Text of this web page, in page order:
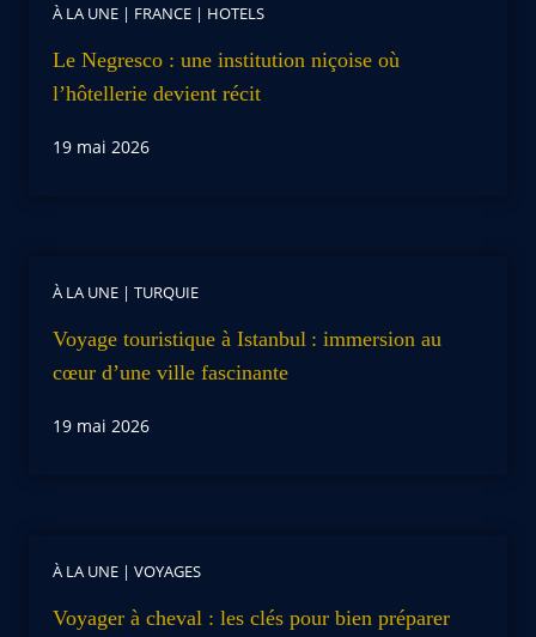
À LA UNE | FRANCE | HOTELS
Le Negresco : une institution niçoise où
l’hôtellerie devient récit
19 mai 2026
À LA UNE | TURQUIE
Voyage touristique à Istanbul : immersion au
cœur d’une ville fascinante
19 mai 2026
À LA UNE | VOYAGES
Voyager à cheval : les clés pour bien préparer